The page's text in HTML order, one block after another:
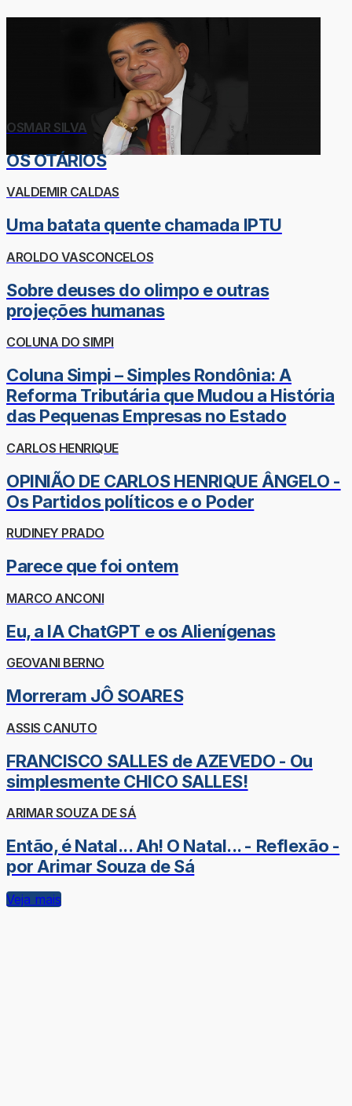
OSMAR SILVA
OS OTÁRIOS
VALDEMIR CALDAS
Uma batata quente chamada IPTU
AROLDO VASCONCELOS
Sobre deuses do olimpo e outras
projeções humanas
COLUNA DO SIMPI
Coluna Simpi – Simples Rondônia: A
Reforma Tributária que Mudou a História
das Pequenas Empresas no Estado
CARLOS HENRIQUE
OPINIÃO DE CARLOS HENRIQUE ÂNGELO -
Os Partidos políticos e o Poder
RUDINEY PRADO
Parece que foi ontem
MARCO ANCONI
Eu, a IA ChatGPT e os Alienígenas
GEOVANI BERNO
Morreram JÔ SOARES
ASSIS CANUTO
FRANCISCO SALLES de AZEVEDO - Ou
simplesmente CHICO SALLES!
ARIMAR SOUZA DE SÁ
Então, é Natal... Ah! O Natal... - Reflexão -
por Arimar Souza de Sá
Veja mais